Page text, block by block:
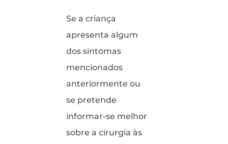
Se a criança
apresenta algum
dos sintomas
mencionados
anteriormente ou
se pretende
informar-se melhor
sobre a cirurgia às